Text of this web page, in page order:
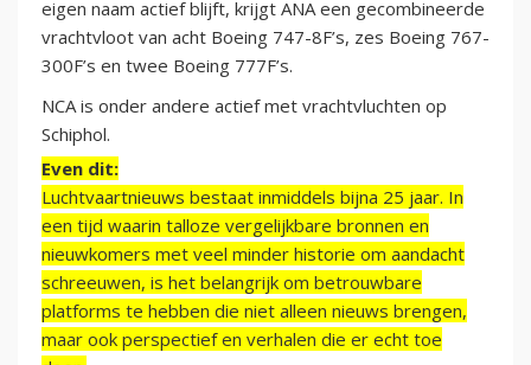
eigen naam actief blijft, krijgt ANA een gecombineerde
vrachtvloot van acht Boeing 747-8F’s, zes Boeing 767-
300F’s en twee Boeing 777F’s.
NCA is onder andere actief met vrachtvluchten op
Schiphol.
Even dit:
Luchtvaartnieuws bestaat inmiddels bijna 25 jaar. In
een tijd waarin talloze vergelijkbare bronnen en
nieuwkomers met veel minder historie om aandacht
schreeuwen, is het belangrijk om betrouwbare
platforms te hebben die niet alleen nieuws brengen,
maar ook perspectief en verhalen die er echt toe